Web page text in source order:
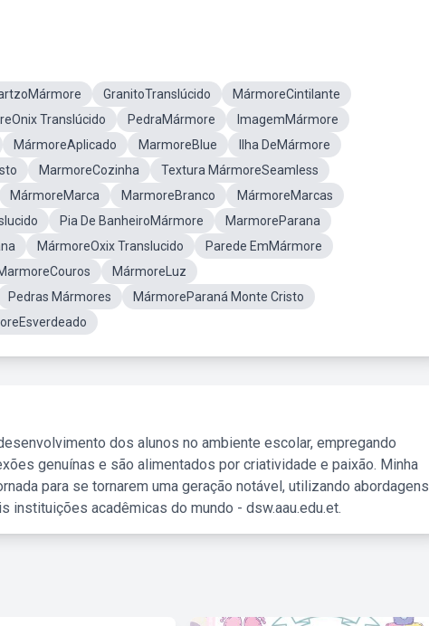
GranitoTranslúcido
MármoreCintilante
Translúcido PedraMármore
ImagemMármore
MármoreAplicado MarmoreBlue
Ilha DeMármore
MarmoreCozinha
Textura MármoreSeamless
MármoreMarca MarmoreBranco
MármoreMarcas
Pia De BanheiroMármore
MarmoreParana
MármoreOxix Translucido
Parede EmMármore
MármoreLuz
Pedras Mármores
MármoreParaná Monte Cristo
dos alunos no ambiente escolar, empregando
genuínas e são alimentados por criatividade e paixão. Minha
para se tornarem uma geração notável, utilizando abordagens
instituições acadêmicas do mundo - dsw.aau.edu.et.